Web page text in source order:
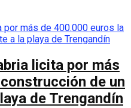
licita por más
de un
de Trengandín